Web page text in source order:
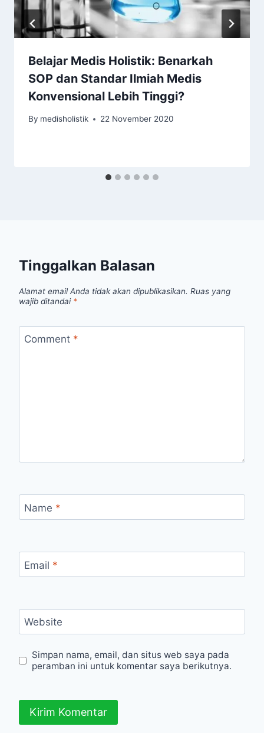
Belajar Medis Holistik: Benarkah
SOP dan Standar Ilmiah Medis
Konvensional Lebih Tinggi?
By medisholistik 22 November 2020
Tinggalkan Balasan
Alamat email Anda tidak akan dipublikasikan. Ruas yang
wajib ditandai *
Comment *
Name *
Email *
Website
Simpan nama, email, dan situs web saya pada
peramban ini untuk komentar saya berikutnya.